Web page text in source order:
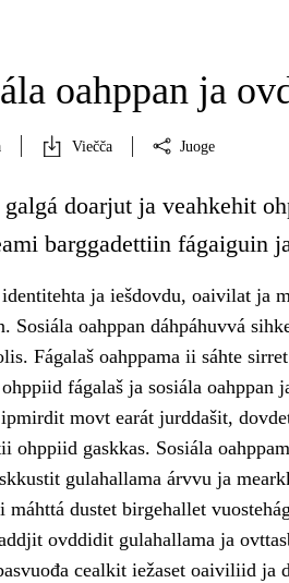
oahppan ja
Viečča Juoge
doarjut ja veahkehit
barggadettiin fágaiguin
ja iešdovdu, oaivilat ja
Sosiála oahppan dáhpáhuvvá
Fágalaš oahppama ii sáhte
fágalaš ja sosiála oahppan
movt earát jurddašit,
ohppiid gaskkas. Sosiála
gulahallama árvvu ja
máhttá dustet birgehallet
ovddidit gulahallama ja
cealkit iežaset oaiviliid ja